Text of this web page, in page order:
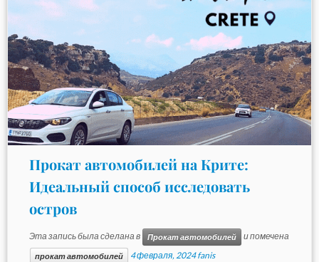
Прокат автомобилей на Крите:
Идеальный способ исследовать
остров
Эта запись была сделана в Прокат автомобилей и помечена
прокат автомобилей 4 февраля, 2024 fanis